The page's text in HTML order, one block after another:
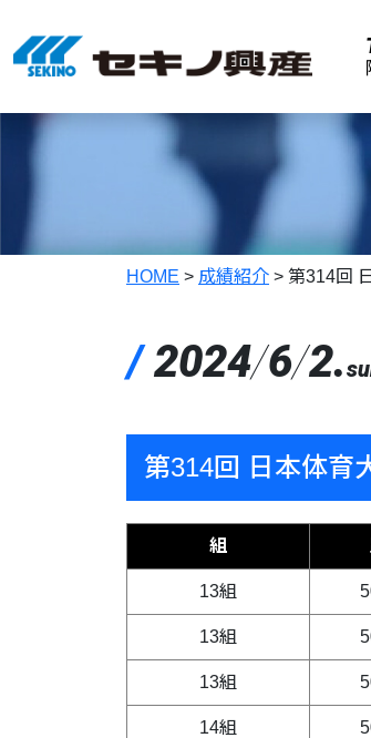
HOME > 成績紹介 > 第314回
/2024/6/2.
第314回 日本体育
組
13組
13組
13組
14組